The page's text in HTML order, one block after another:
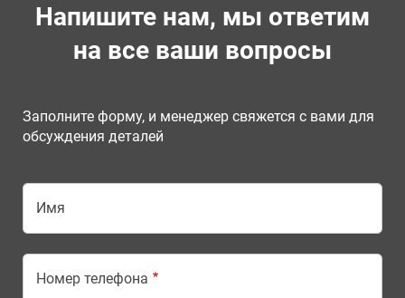
Напишите нам, мы ответим
на все ваши вопросы
Заполните форму, и менеджер свяжется с вами для
обсуждения деталей
Имя
Номер телефона